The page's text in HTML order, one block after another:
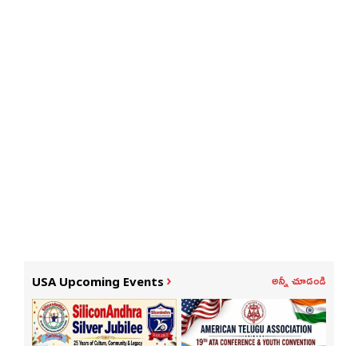
USA Upcoming Events అన్నీ చూడండి